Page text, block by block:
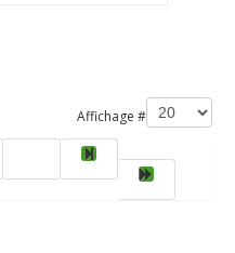
Affichage #